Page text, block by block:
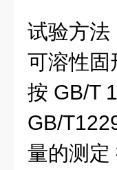
试验方法
可溶性固
按 GB/T
GB/
量的测定